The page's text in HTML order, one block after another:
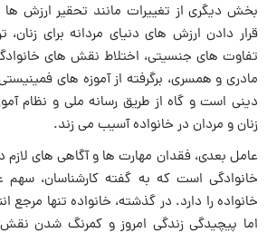
بخش دیگری از تغییرات مانند تحقیر ارزش ها
قرار دادن ارزش های دنیای مردانه برای زنان،
تفاوت های جنسیتی، اختلاط نقش های
مادری و همسری، برگرفته از آموزه های
دینی است و گاه از طریق رسانه ملی و نظام
زنان و مردان در خانواده آسیب می زند.
عامل بعدی، فقدان مهارت ها و آگاهی های
خانوادگی است که به گفته کارشناسان،
خانواده را دارد. در گذشته، خانواده تنها مرجع
اما پیچیدگی زندگی امروز و کمرنگ شدن نقش